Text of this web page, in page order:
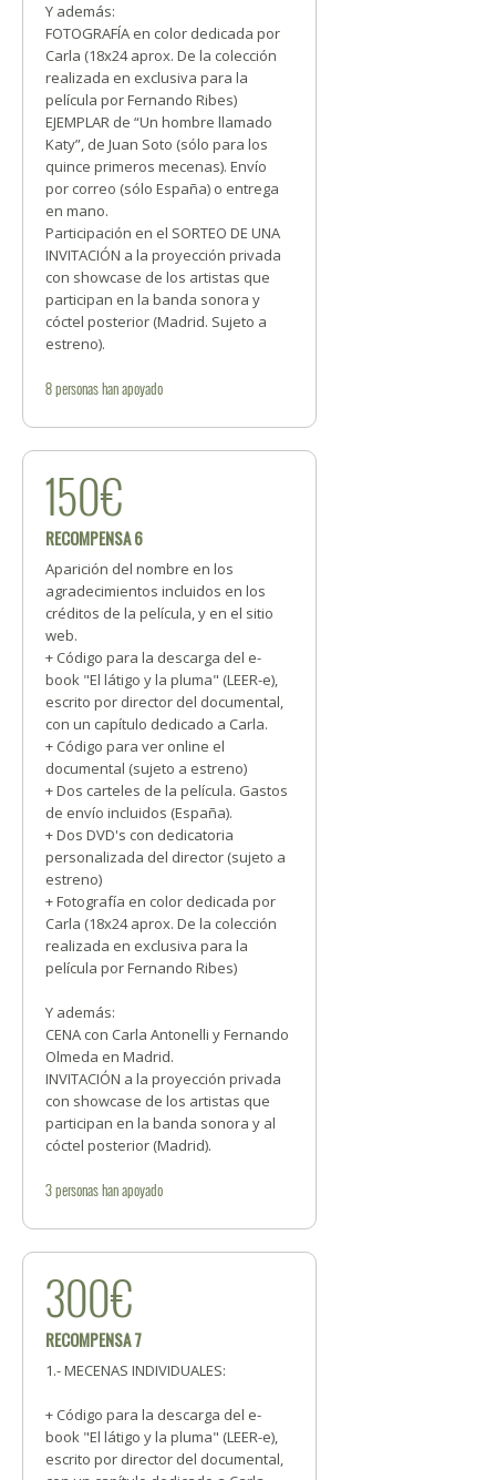
Y además:
FOTOGRAFÍA en color dedicada por
Carla (18x24 aprox. De la colección
realizada en exclusiva para la
película por Fernando Ribes)
EJEMPLAR de “Un hombre llamado
Katy”, de Juan Soto (sólo para los
quince primeros mecenas). Envío
por correo (sólo España) o entrega
en mano.
Participación en el SORTEO DE UNA
INVITACIÓN a la proyección privada
con showcase de los artistas que
participan en la banda sonora y
cóctel posterior (Madrid. Sujeto a
estreno).
8personashan apoyado
150€
RECOMPENSA 6
Aparición del nombre en los
agradecimientos incluidos en los
créditos de la película, y en el sitio
web.
+ Código para la descarga del e-
book "El látigo y la pluma" (LEER-e),
escrito por director del documental,
con un capítulo dedicado a Carla.
+ Código para ver online el
documental (sujeto a estreno)
+ Dos carteles de la película. Gastos
de envío incluidos (España).
+ Dos DVD's con dedicatoria
personalizada del director (sujeto a
estreno)
+ Fotografía en color dedicada por
Carla (18x24 aprox. De la colección
realizada en exclusiva para la
película por Fernando Ribes)
Y además:
CENA con Carla Antonelli y Fernando
Olmeda en Madrid.
INVITACIÓN a la proyección privada
con showcase de los artistas que
participan en la banda sonora y al
cóctel posterior (Madrid).
3personashan apoyado
300€
RECOMPENSA 7
1.- MECENAS INDIVIDUALES:
+ Código para la descarga del e-
book "El látigo y la pluma" (LEER-e),
escrito por director del documental,